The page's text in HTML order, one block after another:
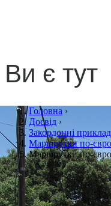
Ви є тут
Головна ›
Досвід ›
Закордонні
Маршрутки по-
Маршрутки по-